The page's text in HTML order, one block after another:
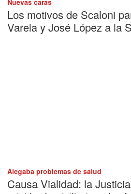
Nuevas caras
Los motivos de Scaloni
Varela y José López a la
Alegaba problemas de salud
Causa Vialidad: la